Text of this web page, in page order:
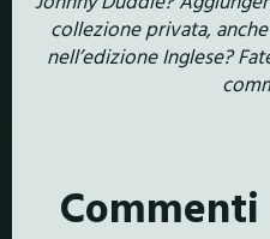
collezione privata,
nell’edizione Inglese?
Commenti